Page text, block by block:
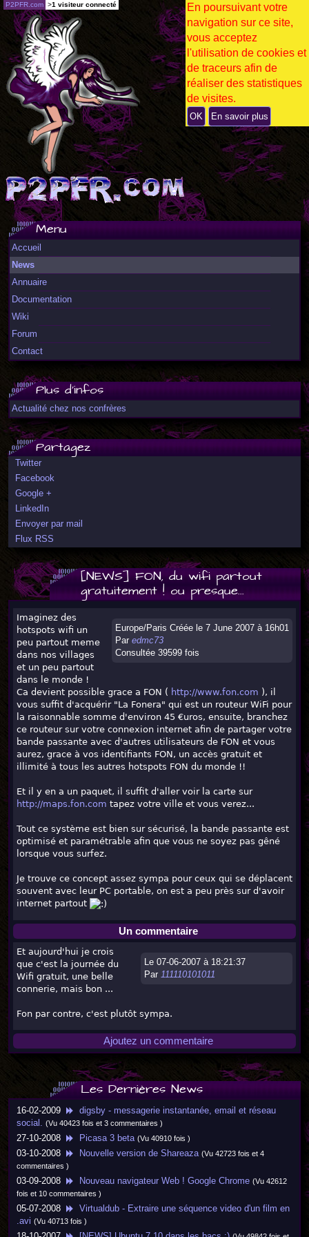
Menu
Accueil
News
Annuaire
Documentation
Wiki
Forum
Contact
Plus d'infos
Actualité chez nos confrères
Partagez
Twitter
Facebook
Google +
LinkedIn
Envoyer par mail
Flux RSS
[NEWS] FON, du wifi partout
gratuitement ! ou presque...
Europe/Paris Créée le 7 June 2007 à 16h01
Par edmc73
Consultée 39599 fois
Imaginez des
hotspots wifi un
peu partout meme
dans nos villages
et un peu partout
dans le monde !
Ca devient possible grace a FON ( http://www.fon.com ), il
vous suffit d'acquérir "La Fonera" qui est un routeur WiFi pour
la raisonnable somme d'environ 45 €uros, ensuite, branchez
ce routeur sur votre connexion internet afin de partager votre
bande passante avec d'autres utilisateurs de FON et vous
aurez, grace à vos identifiants FON, un accès gratuit et
illimité à tous les autres hotspots FON du monde !!
Et il y en a un paquet, il suffit d'aller voir la carte sur
http://maps.fon.com tapez votre ville et vous verez...
Tout ce système est bien sur sécurisé, la bande passante est
optimisé et paramétrable afin que vous ne soyez pas gêné
lorsque vous surfez.
Je trouve ce concept assez sympa pour ceux qui se déplacent
souvent avec leur PC portable, on est a peu près sur d'avoir
internet partout
Un commentaire
Le 07-06-2007 à 18:21:37
Par 111110101011
Et aujourd'hui je crois
que c'est la journée du
Wifi gratuit, une belle
connerie, mais bon ...
Fon par contre, c'est plutôt sympa.
Ajoutez un commentaire
Les Dernières News
16-02-2009
digsby - messagerie instantanée, email et réseau
social.
(Vu 40423 fois et 3 commentaires )
27-10-2008 Picasa 3 beta (Vu 40910 fois )
03-10-2008 Nouvelle version de Shareaza (Vu 42723 fois et 4
commentaires )
03-09-2008 Nouveau navigateur Web ! Google Chrome (Vu 42612
fois et 10 commentaires )
05-07-2008
Virtualdub - Extraire une séquence video d'un film en
.avi (Vu 40713 fois )
P2PFR.com >1 visiteur connecté
En poursuivant votre
navigation sur ce site,
vous acceptez
l'utilisation de cookies et
de traceurs afin de
réaliser des statistiques
de visites.
OK En savoir plus